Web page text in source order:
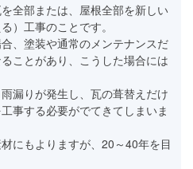
全部または、屋根全部を新しい
）工事のことです。
、塗装や通常のメンテナンスだ
ことがあり、こうした場合には
漏りが発生し、瓦の葺替えだけ
事する必要がでてきてしまいま
にもよりますが、20～40年を目